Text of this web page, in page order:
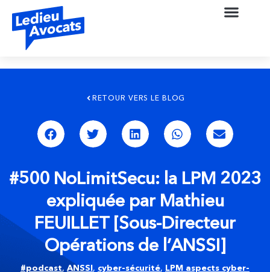
RETOUR VERS LE BLOG
#500 NoLimitSecu: la LPM 2023
expliquée par Mathieu
FEUILLET [Sous-Directeur
Opérations de l’ANSSI]
#podcast, ANSSI, cyber-sécurité, LPM aspects cyber-